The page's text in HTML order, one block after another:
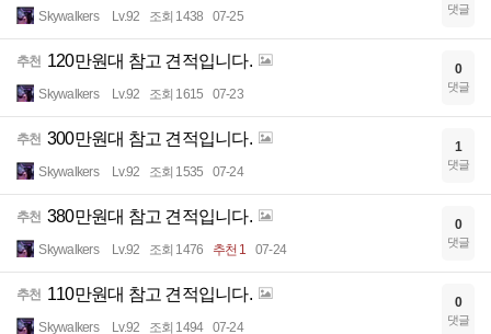
Skywalkers Lv.92 조회 1438 07-25 댓글
추천 120만원대 참고 견적입니다.
Skywalkers Lv.92 조회 1615 07-23
0
댓글
추천 300만원대 참고 견적입니다.
Skywalkers Lv.92 조회 1535 07-24
1
댓글
추천 380만원대 참고 견적입니다.
Skywalkers Lv.92 조회 1476 추천 1 07-24
0
댓글
추천 110만원대 참고 견적입니다.
Skywalkers Lv.92 조회 1494 07-24
0
댓글